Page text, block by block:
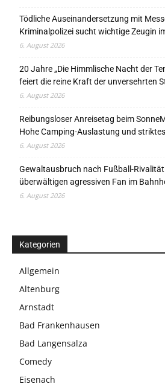
Tödliche Auseinandersetzung mit
Kriminalpolizei sucht wichtige Zeugin
6. August 2026
20 Jahre „Die Himmlische Nacht der
feiert die reine Kraft der unversehrten
6. August 2026
Reibungsloser Anreisetag beim
Hohe Camping-Auslastung und
6. August 2026
Gewaltausbruch nach Fußball-
überwältigen agressiven Fan im
6. August 2026
Kategorien
Allgemein
Altenburg
Arnstadt
Bad Frankenhausen
Bad Langensalza
Comedy
Eisenach